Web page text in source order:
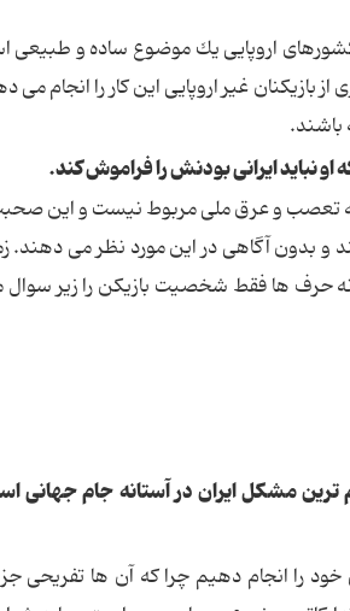
كشورهای اروپایی یك موضوع ساده و طبیعی
غیر اروپایی این كار را انجام می
باشند.
نباید ایرانی بودنش را فراموش كند.
تعصب و عرق ملی مربوط نیست و این
بدون آگاهی در این مورد نظر می دهند.
حرف ها فقط شخصیت بازیكن را زیر سوال
مشكل ایران در آستانه جام جهانی
را انجام دهیم چرا كه آن ها تفریحی جز